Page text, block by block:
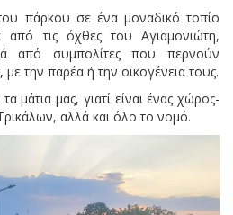
πάρκου σε ένα μοναδικό τοπίο
από τις όχθες του Αγιαμονιώτη,
από συμπολίτες που περνούν
την παρέα ή την οικογένεια τους.
μάτια μας, γιατί είναι ένας χώρος-
αλλά και όλο το νομό.